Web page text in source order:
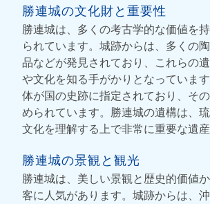
勝連城の文化財と重要性
勝連城は、多くの考古学的な価値を
られています。城跡からは、多くの
品などが発見されており、これらの
や文化を知る手がかりとなっていま
体が国の史跡に指定されており、そ
められています。勝連城の遺構は、
文化を理解する上で非常に重要な遺産
勝連城の景観と観光
勝連城は、美しい景観と歴史的価値
客に人気があります。城跡からは、